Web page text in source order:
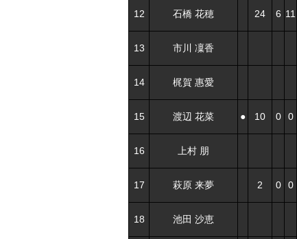
12 石橋 花穂 24 6 11
13 市川 凜香
14 梶賀 惠愛
15 渡辺 花菜 ● 10 0 0
16 上村 朋
17 萩原 来夢 2 0 0
18 池田 沙恵